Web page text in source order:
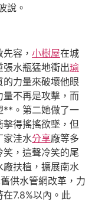
說。
容， 小樹屋在城
水瓶猛地衝出瑜
力量來破壞他眼
不再是攻擊，而
**。第二她做了一
得搖搖欲墜，但
家洼水分享廠等多
，這聲冷笑的尾
扶植，擴展南水
供水管網改革，力
7.8%以內。此